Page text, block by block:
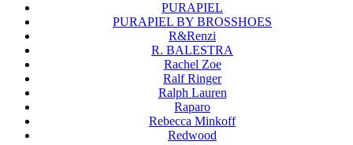
PURAPIEL
PURAPIEL BY BROSSHOES
R&Renzi
R. BALESTRA
Rachel Zoe
Ralf Ringer
Ralph Lauren
Raparo
Rebecca Minkoff
Redwood